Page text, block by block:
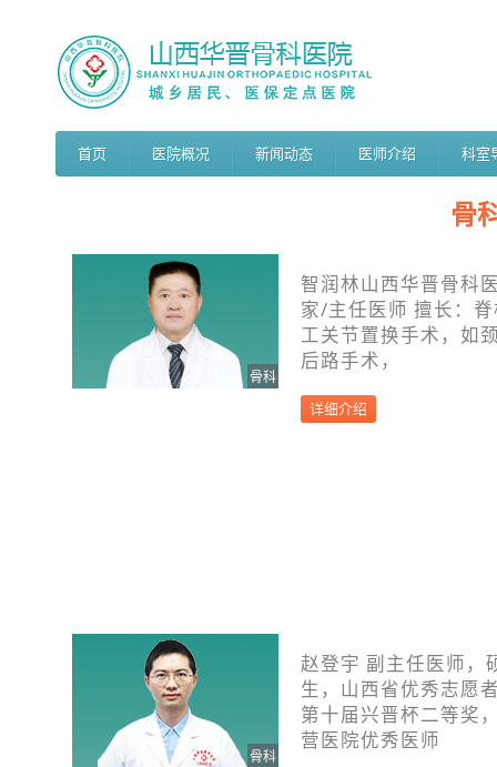
首页 医院概况 新闻动态 医师介绍 科室
骨
骨科
智润林山西华晋骨科
家/主任医师 擅长：
工关节置换手术，如
后路手术，
详细介绍
骨科
赵登宇 副主任医师，
生，山西省优秀志愿
第十届兴晋杯二等奖
营医院优秀医师